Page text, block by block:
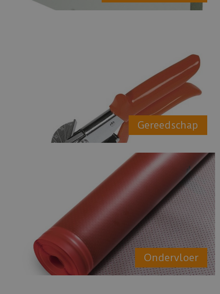
Gereedschap
Ondervloer